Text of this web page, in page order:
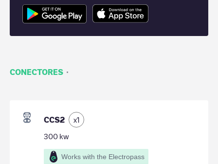
CONECTORES ·
CCS2 x1
300 kw
Works with the Electropass